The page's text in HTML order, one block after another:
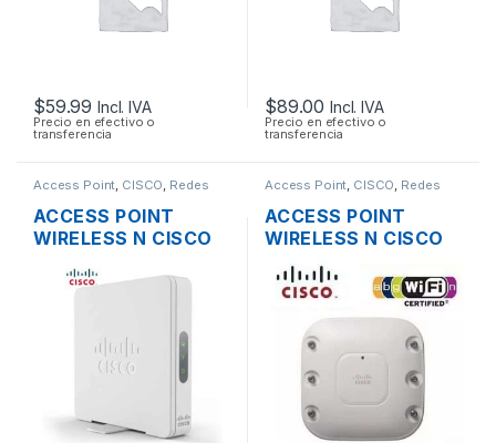
$59.99 Incl. IVA
Precio en efectivo o
transferencia
$89.00 Incl. IVA
Precio en efectivo o
transferencia
Access Point CISCO Redes
ACCESS POINT
WIRELESS N CISCO
NA DUAL BAND
SOPORTE POE +
FUENTE
Access Point CISCO Redes
ACCESS POINT
WIRELESS N CISCO
AIRONET AIR-
AP1262N-A-K9 DUAL
BAND 600MBPS
GIGABIT SOPORTE
POE